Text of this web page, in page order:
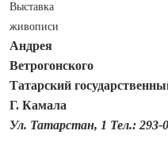
Выставка
живописи
Андрея
Ветрогонского
Татарский
Г. Камала
Ул. Татарстан, 1 Тел.: